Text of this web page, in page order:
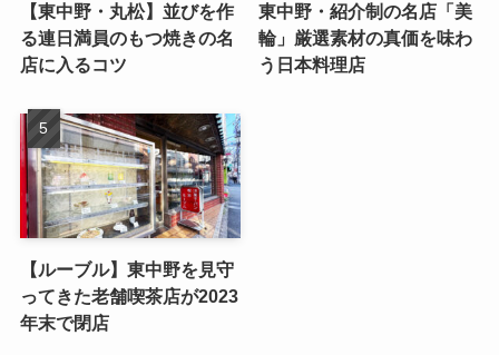
【東中野・丸松】並びを作
る連日満員のもつ焼きの名
店に入るコツ
東中野・紹介制の名店「美
輪」厳選素材の真価を味わ
う日本料理店
【ルーブル】東中野を見守
ってきた老舗喫茶店が2023
年末で閉店